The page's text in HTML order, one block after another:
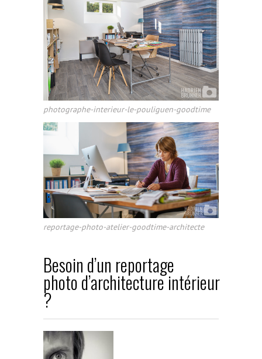
photographe-interieur-le-pouliguen-goodtime
reportage-photo-atelier-goodtime-architecte
Besoin d’un reportage
photo d’architecture intérieur
?